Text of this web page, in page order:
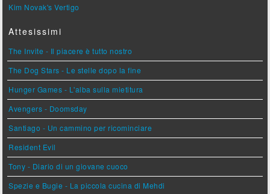
Kim Novak's Vertigo
Attesissimi
The Invite - Il piacere è tutto nostro
The Dog Stars - Le stelle dopo la fine
Hunger Games - L'alba sulla mietitura
Avengers - Doomsday
Santiago - Un cammino per ricominciare
Resident Evil
Tony - Diario di un giovane cuoco
Spezie e Bugie - La piccola cucina di Mehdi